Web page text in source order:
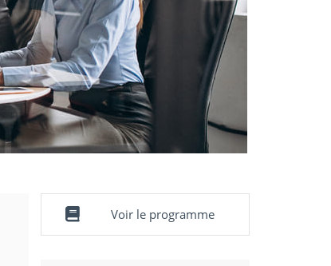
Voir le programme